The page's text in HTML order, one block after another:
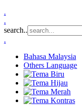
.
.
search..
.
Bahasa Malaysia
Others Language